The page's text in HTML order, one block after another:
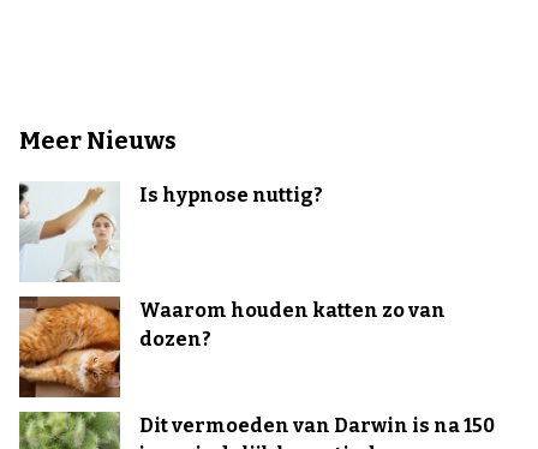
Meer Nieuws
Is hypnose nuttig?
Waarom houden katten zo van
dozen?
Dit vermoeden van Darwin is na 150